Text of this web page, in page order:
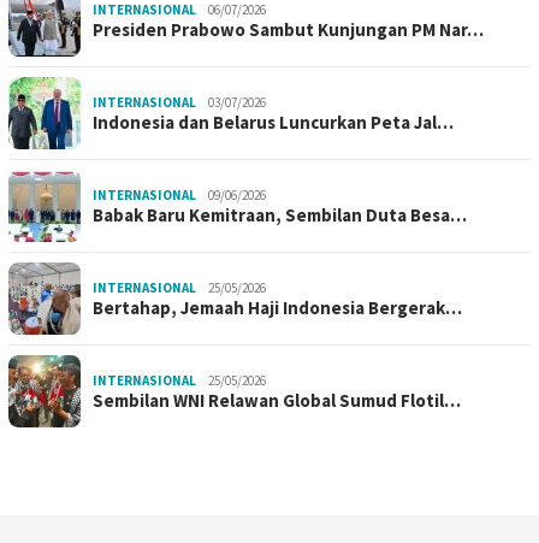
INTERNASIONAL 06/07/2026
Presiden Prabowo Sambut Kunjungan PM Nar…
INTERNASIONAL 03/07/2026
Indonesia dan Belarus Luncurkan Peta Jal…
INTERNASIONAL 09/06/2026
Babak Baru Kemitraan, Sembilan Duta Besa…
INTERNASIONAL 25/05/2026
Bertahap, Jemaah Haji Indonesia Bergerak…
INTERNASIONAL 25/05/2026
Sembilan WNI Relawan Global Sumud Flotil…